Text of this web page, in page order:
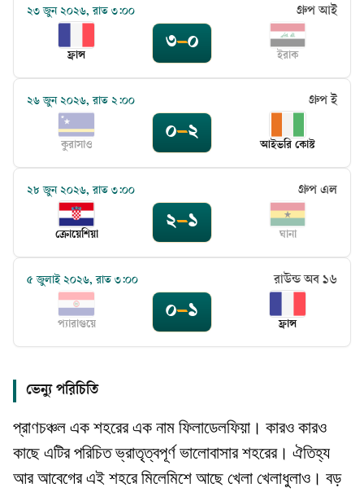
২৩ জুন ২০২৬, রাত ৩:০০ গ্রুপ আই
ফ্রান্স
৩–০
ইরাক
২৬ জুন ২০২৬, রাত ২:০০ গ্রুপ ই
কুরাসাও
০–২
আইভরি কোস্ট
২৮ জুন ২০২৬, রাত ৩:০০ গ্রুপ এল
ক্রোয়েশিয়া
২–১
ঘানা
৫ জুলাই ২০২৬, রাত ৩:০০ রাউন্ড অব ১৬
প্যারাগুয়ে
০–১
ফ্রান্স
ভেন্যু পরিচিতি
প্রাণচঞ্চল এক শহরের এক নাম ফিলাডেলফিয়া। কারও কারও
কাছে এটির পরিচিত ভ্রাতৃত্বপূর্ণ ভালোবাসার শহরের। ঐতিহ্য
আর আবেগের এই শহরে মিলেমিশে আছে খেলা খেলাধুলাও। বড়